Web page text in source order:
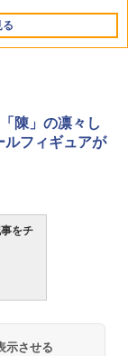
イ スピリッツ)
X ガンダムレオ
分け済みプラモ
イ スピリッツ)
RG 1/48 AV-
No.25 コル
上エアーHOP
ガスブロー
20式 5.56mm
バック
シールはがし
ート 水性プレ
レー 光沢 88ml
陳」の凛々し
ルフィギュアが
をチ
示させる